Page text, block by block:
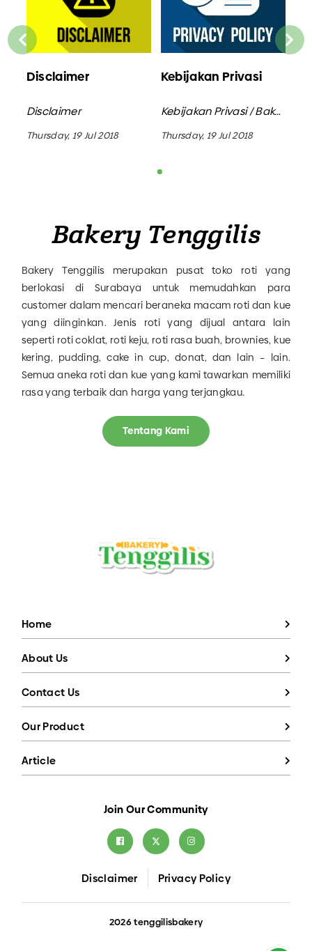
Disclaimer
Disclaimer
Thursday, 19 Jul 2018
Kebijakan Privasi
Kebijakan Privasi / Bakery Tenggilis
Thursday, 19 Jul 2018
Bakery Tenggilis
Bakery Tenggilis merupakan pusat toko roti yang
berlokasi di Surabaya untuk memudahkan para
customer dalam mencari beraneka macam roti dan kue
yang diinginkan. Jenis roti yang dijual antara lain
seperti roti coklat, roti keju, roti rasa buah, brownies, kue
kering, pudding, cake in cup, donat, dan lain – lain.
Semua aneka roti dan kue yang kami tawarkan memiliki
rasa yang terbaik dan harga yang terjangkau.
Tentang Kami
Home
About Us
Contact Us
Our Product
Article
Join Our Community
Disclaimer Privacy Policy
2026 tenggilisbakery